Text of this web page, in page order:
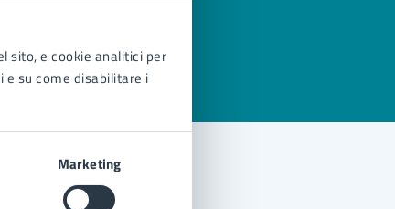
sito, e cookie analitici per
su come disabilitare i
Marketing